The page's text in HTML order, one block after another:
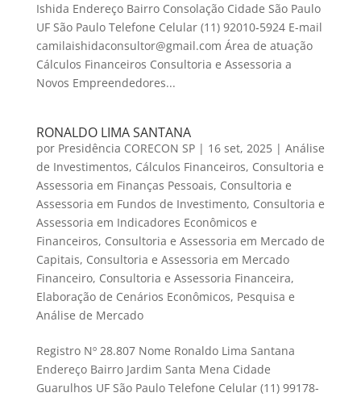
Ishida Endereço Bairro Consolação Cidade São Paulo
UF São Paulo Telefone Celular (11) 92010‑5924‬ E-mail
camilaishidaconsultor@gmail.com Área de atuação
Cálculos Financeiros Consultoria e Assessoria a
Novos Empreendedores...
RONALDO LIMA SANTANA
por Presidência CORECON SP| 16 set, 2025| Análise
de Investimentos, Cálculos Financeiros, Consultoria e
Assessoria em Finanças Pessoais, Consultoria e
Assessoria em Fundos de Investimento, Consultoria e
Assessoria em Indicadores Econômicos e
Financeiros, Consultoria e Assessoria em Mercado de
Capitais, Consultoria e Assessoria em Mercado
Financeiro, Consultoria e Assessoria Financeira,
Elaboração de Cenários Econômicos, Pesquisa e
Análise de Mercado
Registro Nº 28.807 Nome Ronaldo Lima Santana
Endereço Bairro Jardim Santa Mena Cidade
Guarulhos UF São Paulo Telefone Celular (11) 99178-